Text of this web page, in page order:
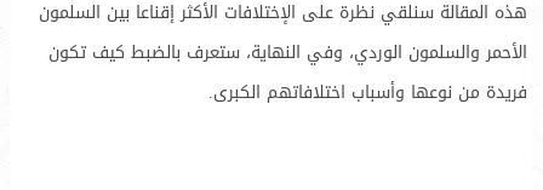
هذه المقالة سنلقي نظرة على الإختلافات الأكثر إقناعا بين السلمون
الأحمر والسلمون الوردي، وفي النهاية، ستعرف بالضبط كيف تكون
فريدة من نوعها وأسباب اختلافاتهم الكبرى.